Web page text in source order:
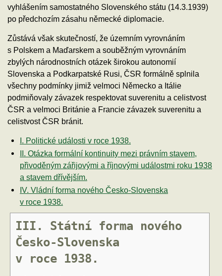
vyhlášením samostatného Slovenského státu (14.3.1939)
po předchozím zásahu německé diplomacie.
Zůstává však skutečností, že územním vyrovnáním
s Polskem a Maďarskem a souběžným vyrovnáním
zbylých národnostních otázek širokou autonomií
Slovenska a Podkarpatské Rusi, ČSR formálně splnila
všechny podmínky jimiž velmoci Německo a Itálie
podmiňovaly závazek respektovat suverenitu a celistvost
ČSR a velmoci Británie a Francie závazek suverenitu a
celistvost ČSR bránit.
I. Politické události v roce 1938.
II. Otázka formální kontinuity mezi právním stavem,
přivoděným zářijovými a říjnovými událostmi roku 1938
a stavem dřívějším.
IV. Vládní forma nového Česko-Slovenska
v roce 1938.
III. Státní forma nového
Česko-Slovenska
v roce 1938.